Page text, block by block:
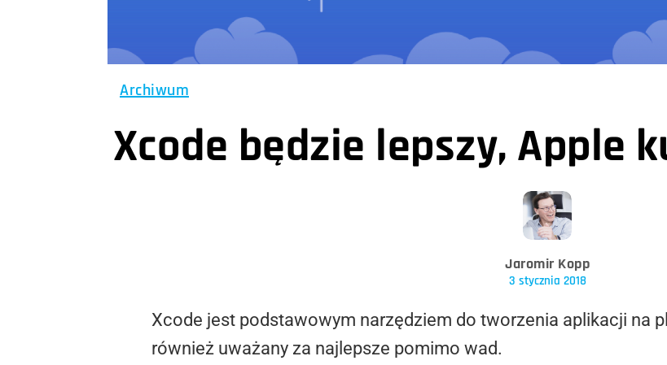
Archiwum
Xcode będzie lepszy, Apple
Jaromir Kopp
3 stycznia 2018
Xcode jest podstawowym narzędziem do tworzenia aplikacji na
również uważany za najlepsze pomimo wad.